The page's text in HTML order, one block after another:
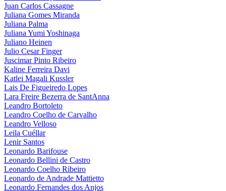
Juan Carlos Cassagne
Juliana Gomes Miranda
Juliana Palma
Juliana Yumi Yoshinaga
Juliano Heinen
Julio Cesar Finger
Juscimar Pinto Ribeiro
Kaline Ferreira Davi
Katlei Magali Kussler
Lais De Figueiredo Lopes
Lara Freire Bezerra de SantAnna
Leandro Bortoleto
Leandro Coelho de Carvalho
Leandro Velloso
Leila Cuéllar
Lenir Santos
Leonardo Barifouse
Leonardo Bellini de Castro
Leonardo Coelho Ribeiro
Leonardo de Andrade Mattietto
Leonardo Fernandes dos Anjos